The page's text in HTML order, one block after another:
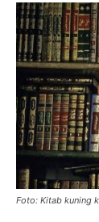
Foto: Kitab kuning